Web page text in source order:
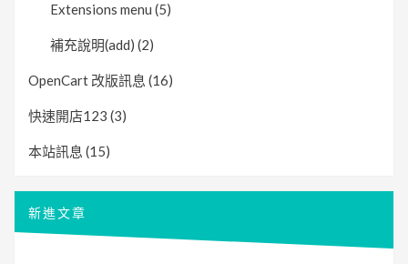
Extensions menu (5)
補充說明(add) (2)
OpenCart 改版訊息 (16)
快速開店123 (3)
本站訊息 (15)
新進文章